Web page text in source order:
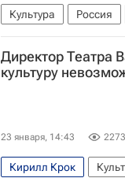
Культура Россия
Общество
Директор Театра
культуру
23 января, 14:43 2273
Кирилл Крок